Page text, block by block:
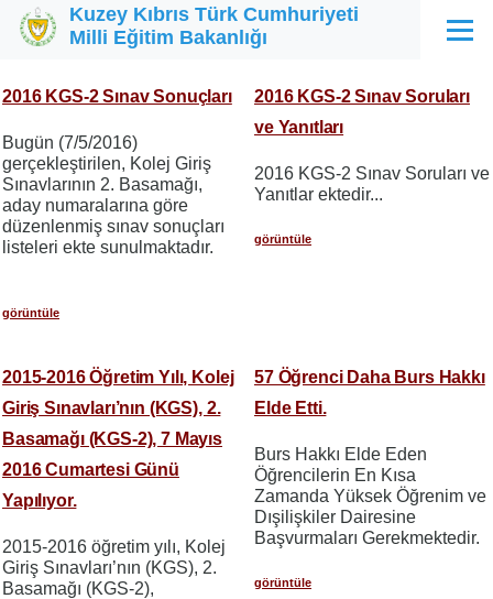
Ana içeriğe atla
Kuzey Kıbrıs Türk Cumhuriyeti
Milli Eğitim Bakanlığı
Menü
2016 KGS-2 Sınav Sonuçları
Bugün (7/5/2016)
gerçekleştirilen, Kolej Giriş
Sınavlarının 2. Basamağı,
aday numaralarına göre
düzenlenmiş sınav sonuçları
listeleri ekte sunulmaktadır.
görüntüle
2016 KGS-2 Sınav Soruları
ve Yanıtları
2016 KGS-2 Sınav Soruları ve
Yanıtlar ektedir...
görüntüle
2015-2016 Öğretim Yılı, Kolej
Giriş Sınavları’nın (KGS), 2.
Basamağı (KGS-2), 7 Mayıs
2016 Cumartesi Günü
Yapılıyor.
2015-2016 öğretim yılı, Kolej
Giriş Sınavları’nın (KGS), 2.
Basamağı (KGS-2),
57 Öğrenci Daha Burs Hakkı
Elde Etti.
Burs Hakkı Elde Eden
Öğrencilerin En Kısa
Zamanda Yüksek Öğrenim ve
Dışilişkiler Dairesine
Başvurmaları Gerekmektedir.
görüntüle